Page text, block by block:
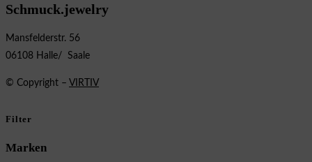
Schmuck.jewelry
Mansfelderstr. 56
06108 Halle/ Saale
© Copyright – VIRTIV
Filter
Marken